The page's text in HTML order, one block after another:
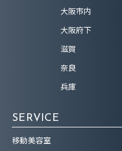
大阪市内
大阪府下
滋賀
奈良
兵庫
SERVICE
移動美容室